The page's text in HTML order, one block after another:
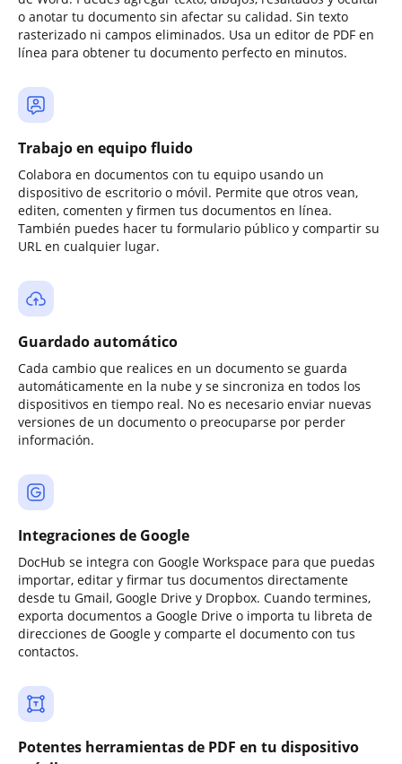
o anotar tu documento sin afectar su calidad. Sin texto
rasterizado ni campos eliminados. Usa un editor de PDF en
línea para obtener tu documento perfecto en minutos.
Trabajo en equipo fluido
Colabora en documentos con tu equipo usando un
dispositivo de escritorio o móvil. Permite que otros vean,
editen, comenten y firmen tus documentos en línea.
También puedes hacer tu formulario público y compartir su
URL en cualquier lugar.
Guardado automático
Cada cambio que realices en un documento se guarda
automáticamente en la nube y se sincroniza en todos los
dispositivos en tiempo real. No es necesario enviar nuevas
versiones de un documento o preocuparse por perder
información.
Integraciones de Google
DocHub se integra con Google Workspace para que puedas
importar, editar y firmar tus documentos directamente
desde tu Gmail, Google Drive y Dropbox. Cuando termines,
exporta documentos a Google Drive o importa tu libreta de
direcciones de Google y comparte el documento con tus
contactos.
Potentes herramientas de PDF en tu dispositivo